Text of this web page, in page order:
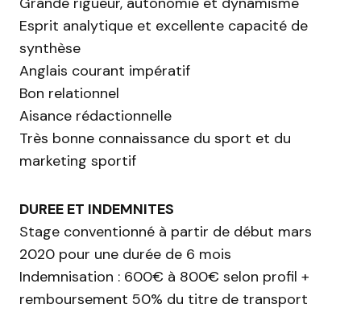
Esprit analytique et excellente capacité de
synthèse
Anglais courant impératif
Bon relationnel
Aisance rédactionnelle
Très bonne connaissance du sport et du
marketing sportif
DUREE ET INDEMNITES
Stage conventionné à partir de début mars
2020 pour une durée de 6 mois
Indemnisation : 600€ à 800€ selon profil +
remboursement 50% du titre de transport